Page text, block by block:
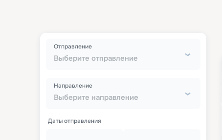
Выберите отправление
Отправление
Выберите направление
Направление
Даты отправления